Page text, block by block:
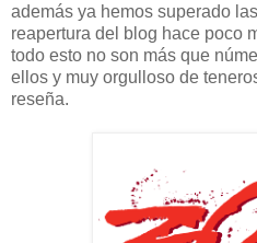
además ya hemos superado
reapertura del blog hace poco
todo esto no son más que
ellos y muy orgulloso de
reseña.